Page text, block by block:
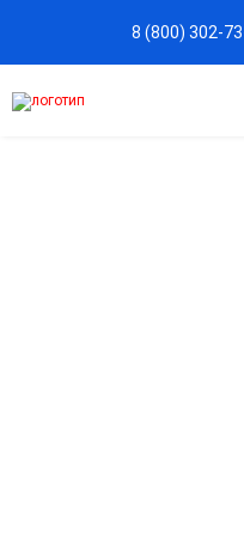
8 (800) 302-